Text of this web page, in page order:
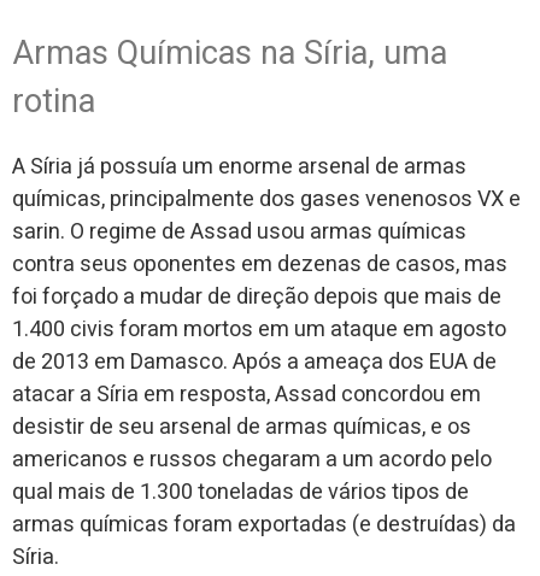
Armas Químicas na Síria, uma
rotina
A Síria já possuía um enorme arsenal de armas
químicas, principalmente dos gases venenosos VX e
sarin. O regime de Assad usou armas químicas
contra seus oponentes em dezenas de casos, mas
foi forçado a mudar de direção depois que mais de
1.400 civis foram mortos em um ataque em agosto
de 2013 em Damasco. Após a ameaça dos EUA de
atacar a Síria em resposta, Assad concordou em
desistir de seu arsenal de armas químicas, e os
americanos e russos chegaram a um acordo pelo
qual mais de 1.300 toneladas de vários tipos de
armas químicas foram exportadas (e destruídas) da
Síria.